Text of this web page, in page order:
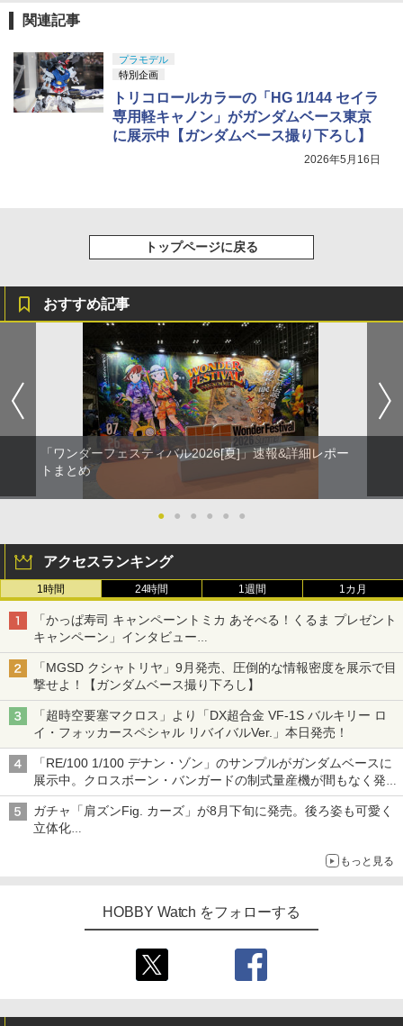
関連記事
プラモデル
特別企画
トリコロールカラーの「HG 1/144 セイラ
専用軽キャノン」がガンダムベース東京
に展示中【ガンダムベース撮り下ろし】
2026年5月16日
トップページに戻る
おすすめ記事
「ワンダーフェスティバル2026[夏]」速報&詳細レポー
トまとめ
● ● ● ● ● ●
アクセスランキング
1時間 24時間 1週間 1カ月
「かっぱ寿司 キャンペーントミカ あそべる！くるま プレゼント
キャンペーン」インタビュー
子どもが楽しめるかっぱ寿司ならではの体験とコラボの楽しさを
追求
「MGSD クシャトリヤ」9月発売、圧倒的な情報密度を展示で目
撃せよ！【ガンダムベース撮り下ろし】
「超時空要塞マクロス」より「DX超合金 VF-1S バルキリー ロ
イ・フォッカースペシャル リバイバルVer.」本日発売！
「RE/100 1/100 デナン・ゾン」のサンプルがガンダムベースに
展示中。クロスボーン・バンガードの制式量産機が間もなく発送
【ガンダムベース撮り下ろし】
ガチャ「肩ズンFig. カーズ」が8月下旬に発売。後ろ姿も可愛く
立体化
もっと見る
HOBBY Watch をフォローする